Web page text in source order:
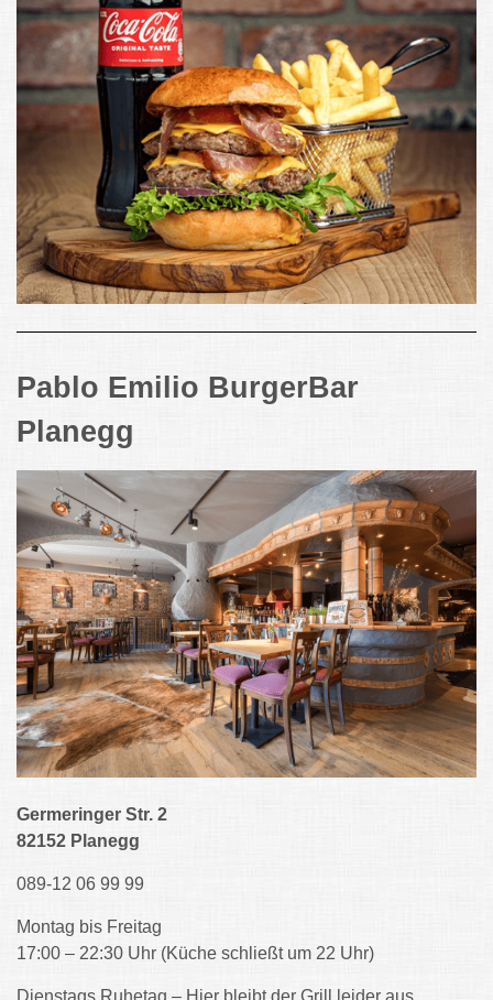
Pablo Emilio BurgerBar
Planegg
Germeringer Str. 2
82152 Planegg
089-12 06 99 99
Montag bis Freitag
17:00 – 22:30 Uhr (Küche schließt um 22 Uhr)
Dienstags Ruhetag – Hier bleibt der Grill leider aus …